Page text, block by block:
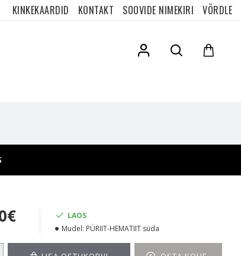
KINKEKAARDID KONTAKT SOOVIDE NIMEKIRI VÕRDLE
LAOS
Mudel: PÜRIIT-HEMATIIT süda